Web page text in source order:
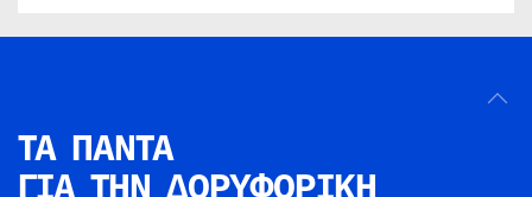
ΤΑ ΠΑΝΤΑ